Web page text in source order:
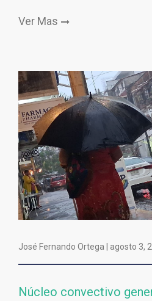
Ver Mas
José Fernando Ortega | agosto 3,
Núcleo convectivo